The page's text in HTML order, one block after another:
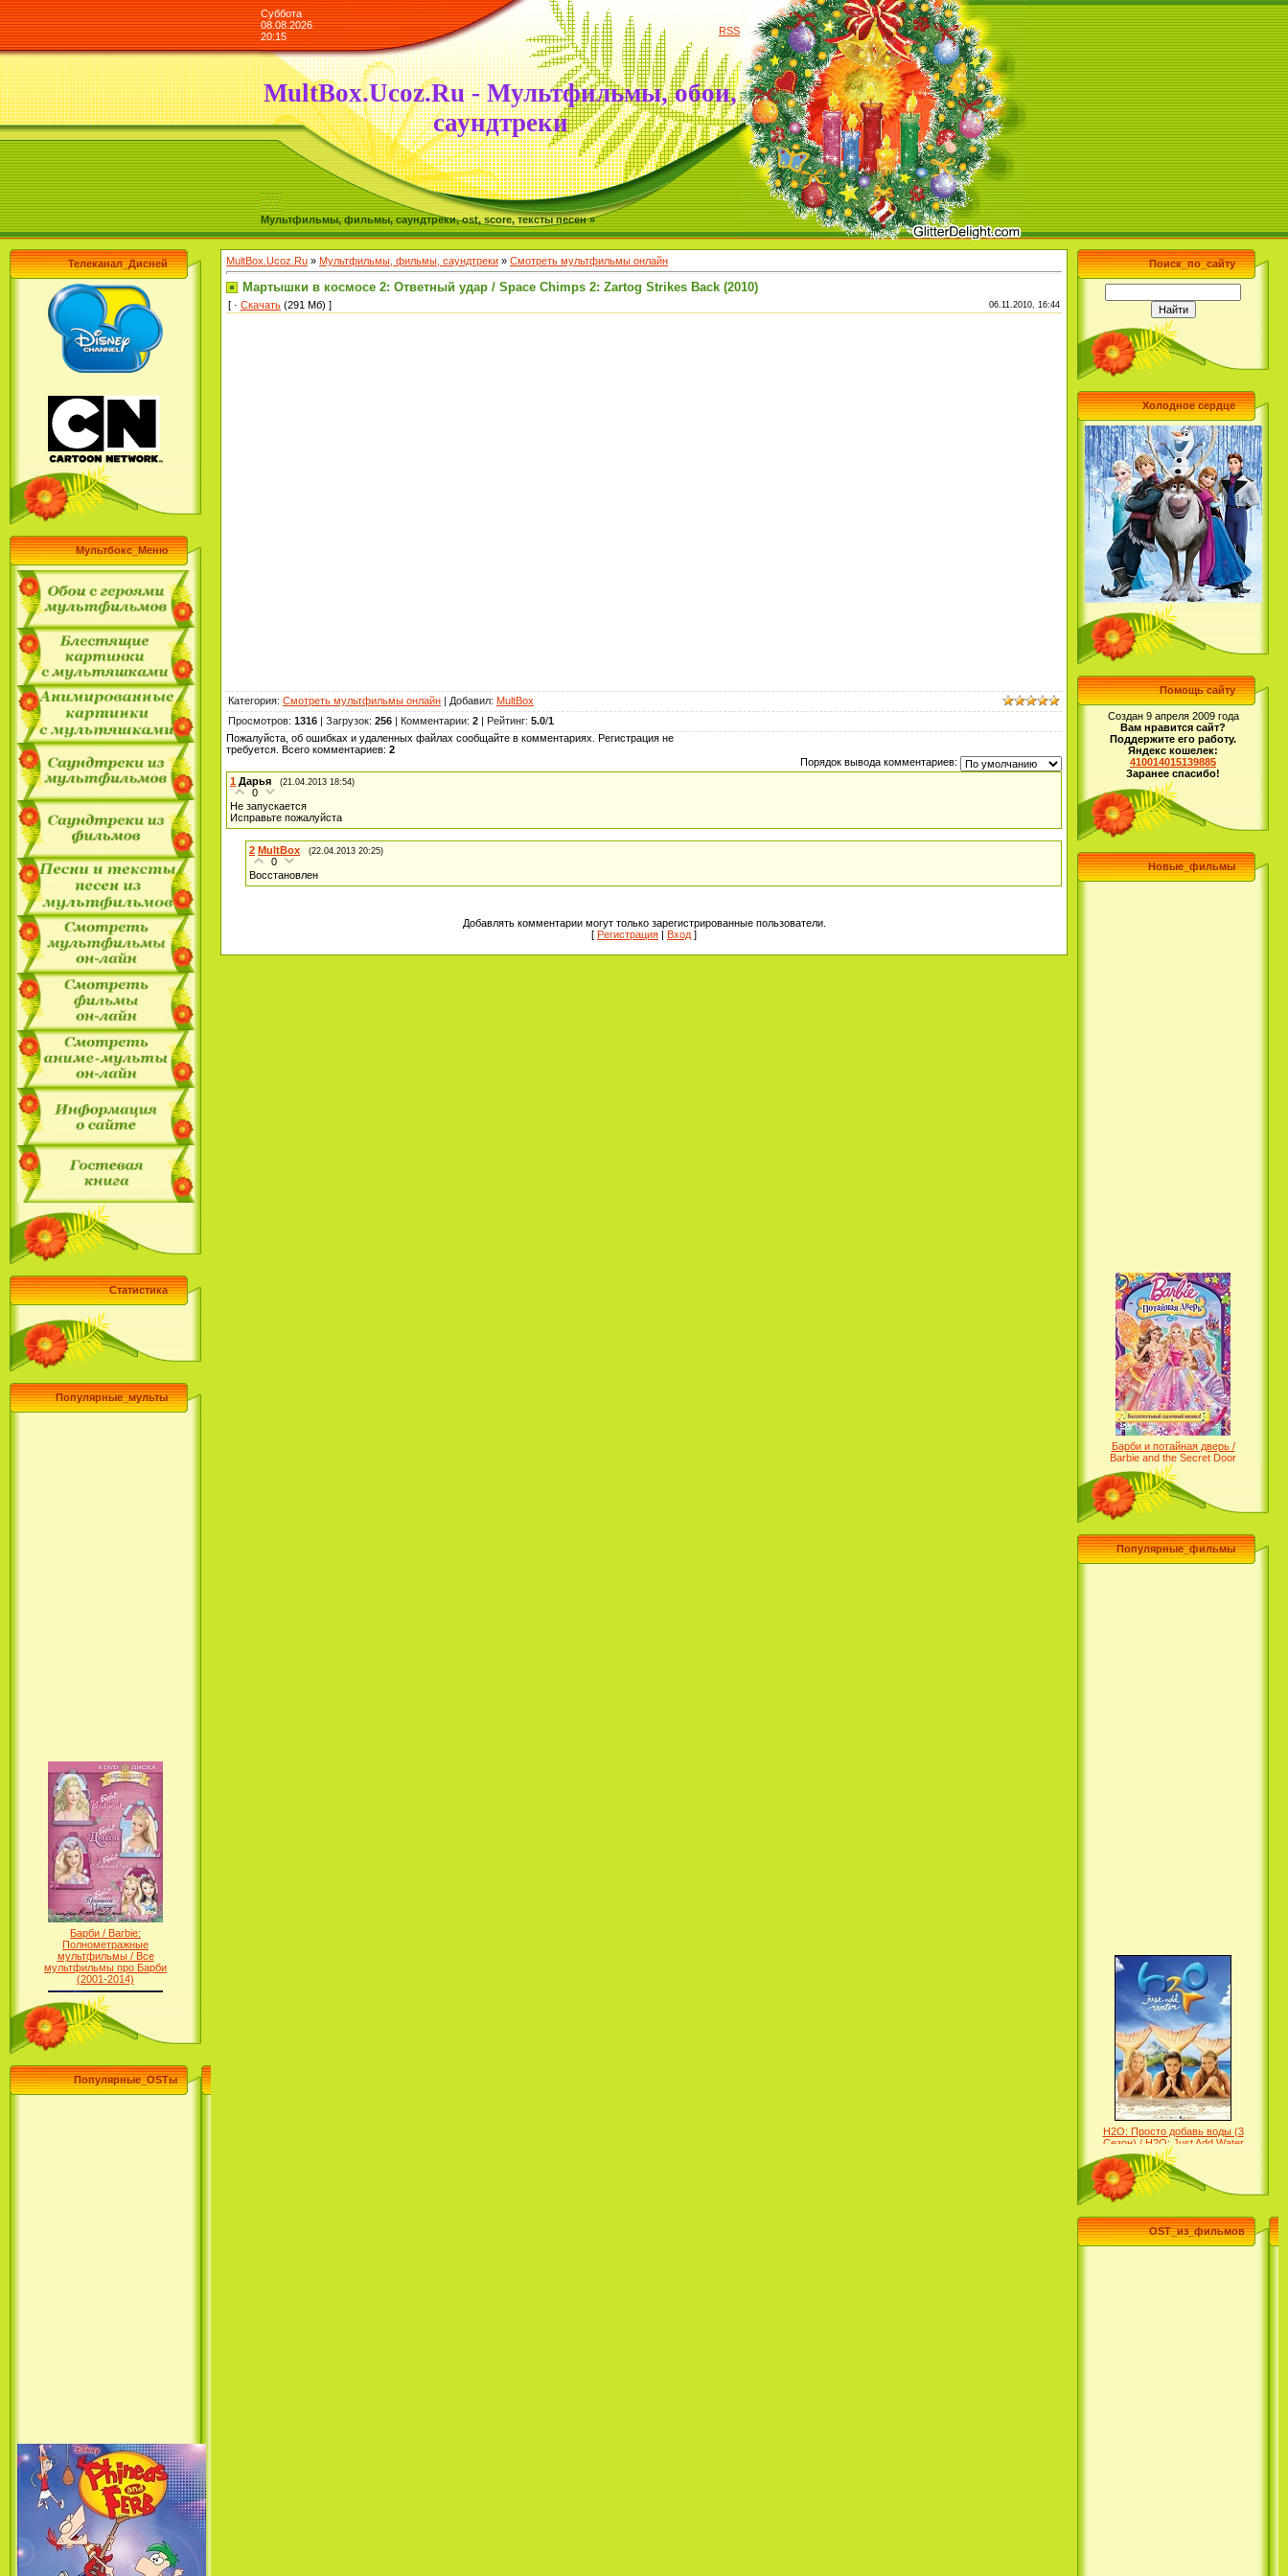
Суббота
08.08.2026
20:15
RSS
MultBox.Ucoz.Ru - Мультфильмы, обои,
саундтреки
Мультфильмы, фильмы, саундтреки, ost, score, тексты песен »
Телеканал_Дисней
Мультбокс_Меню
Статистика
Популярные_мульты
Барби / Barbie:
Полнометражные
мультфильмы / Все
мультфильмы про Барби
(2001-2014)
Фархат: Принц Персии /
Farhat: The Prince of the
Desert (сериал) (2004)
Популярные_OSTы
MultBox.Ucoz.Ru » Мультфильмы, фильмы, саундтреки » Смотреть мультфильмы онлайн
Мартышки в космосе 2: Ответный удар / Space Chimps 2: Zartog Strikes Back (2010)
[ · Скачать (291 Мб) ] 06.11.2010, 16:44
Категория: Смотреть мультфильмы онлайн | Добавил: MultBox
Просмотров: 1316 | Загрузок: 256 | Комментарии: 2 | Рейтинг: 5.0/1
Пожалуйста, об ошибках и удаленных файлах сообщайте в комментариях. Регистрация не
требуется. Всего комментариев: 2
Порядок вывода комментариев:
1 Дарья (21.04.2013 18:54)
0
Не запускается
Исправьте пожалуйста
2 MultBox (22.04.2013 20:25)
0
Восстановлен
Добавлять комментарии могут только зарегистрированные пользователи.
[ Регистрация | Вход ]
Поиск_по_сайту
Холодное сердце
Помощь сайту
Создан 9 апреля 2009 года
Вам нравится сайт?
Поддержите его работу.
Яндекс кошелек:
410014015139885
Заранее спасибо!
Новые_фильмы
Барби и потайная дверь /
Barbie and the Secret Door
(2014)
Семейка Крудс / The Croods
(2013)
Эпик / Epic (2013)
Популярные_фильмы
H2O: Просто добавь воды (3
Сезон) / H2O: Just Add Water
(3 Season) (сериал)
Смотреть Телеканал Disney
OST_из_фильмов